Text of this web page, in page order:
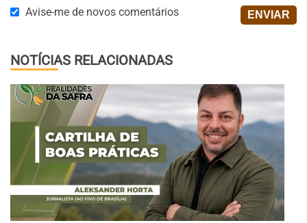
Avise-me de novos comentários
NOTÍCIAS RELACIONADAS